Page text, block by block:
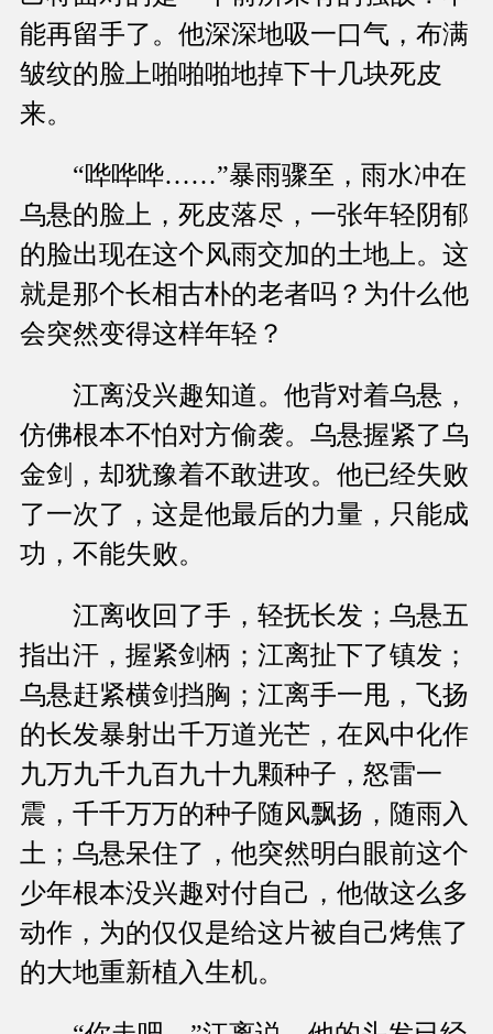
能再留手了。他深深地吸一口气，布满
皱纹的脸上啪啪啪地掉下十几块死皮
来。
“哗哗哗……”暴雨骤至，雨水冲在
乌悬的脸上，死皮落尽，一张年轻阴郁
的脸出现在这个风雨交加的土地上。这
就是那个长相古朴的老者吗？为什么他
会突然变得这样年轻？
江离没兴趣知道。他背对着乌悬，
仿佛根本不怕对方偷袭。乌悬握紧了乌
金剑，却犹豫着不敢进攻。他已经失败
了一次了，这是他最后的力量，只能成
功，不能失败。
江离收回了手，轻抚长发；乌悬五
指出汗，握紧剑柄；江离扯下了镇发；
乌悬赶紧横剑挡胸；江离手一甩，飞扬
的长发暴射出千万道光芒，在风中化作
九万九千九百九十九颗种子，怒雷一
震，千千万万的种子随风飘扬，随雨入
土；乌悬呆住了，他突然明白眼前这个
少年根本没兴趣对付自己，他做这么多
动作，为的仅仅是给这片被自己烤焦了
的大地重新植入生机。